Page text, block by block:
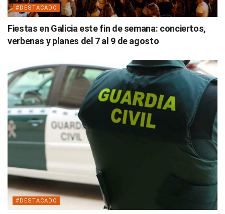
#DESTACADO
Fiestas en Galicia este fin de semana: conciertos,
verbenas y planes del 7 al 9 de agosto
#DESTACADO